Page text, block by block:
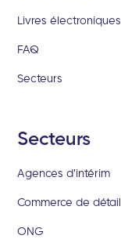
Livres électroniques
FAQ
Secteurs
Secteurs
Agences d'intérim
Commerce de détail
ONG